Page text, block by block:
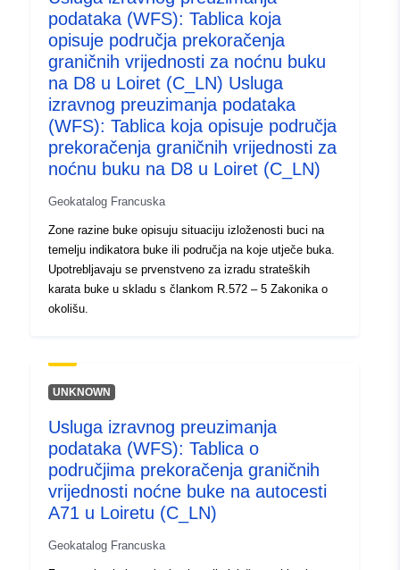
podataka (WFS): Tablica koja
opisuje područja prekoračenja
graničnih vrijednosti za noćnu buku
na D8 u Loiret (C_LN) Usluga
izravnog preuzimanja podataka
(WFS): Tablica koja opisuje područja
prekoračenja graničnih vrijednosti za
noćnu buku na D8 u Loiret (C_LN)
Geokatalog Francuska
Zone razine buke opisuju situaciju izloženosti buci na
temelju indikatora buke ili područja na koje utječe buka.
Upotrebljavaju se prvenstveno za izradu strateških
karata buke u skladu s člankom R.572 – 5 Zakonika o
okolišu.
UNKNOWN
Usluga izravnog preuzimanja
podataka (WFS): Tablica o
područjima prekoračenja graničnih
vrijednosti noćne buke na autocesti
A71 u Loiretu (C_LN)
Geokatalog Francuska